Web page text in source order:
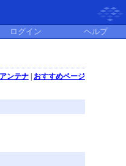
ログイン ヘルプ
ンテナ| おすすめページ